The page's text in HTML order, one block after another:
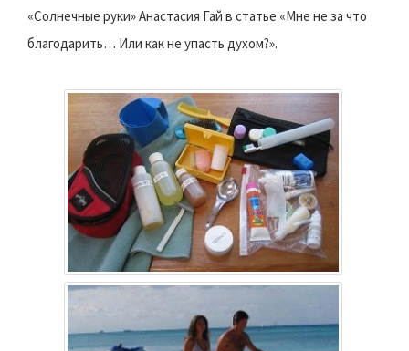
«Солнечные руки» Анастасия Гай в статье «Мне не за что
благодарить… Или как не упасть духом?».